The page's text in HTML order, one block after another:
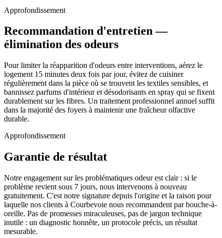
Approfondissement
Recommandation d'entretien —
élimination des odeurs
Pour limiter la réapparition d'odeurs entre interventions, aérez le
logement 15 minutes deux fois par jour, évitez de cuisiner
régulièrement dans la pièce où se trouvent les textiles sensibles, et
bannissez parfums d'intérieur et désodorisants en spray qui se fixent
durablement sur les fibres. Un traitement professionnel annuel suffit
dans la majorité des foyers à maintenir une fraîcheur olfactive
durable.
Approfondissement
Garantie de résultat
Notre engagement sur les problématiques odeur est clair : si le
problème revient sous 7 jours, nous intervenons à nouveau
gratuitement. C'est notre signature depuis l'origine et la raison pour
laquelle nos clients à Courbevoie nous recommandent par bouche-à-
oreille. Pas de promesses miraculeuses, pas de jargon technique
inutile : un diagnostic honnête, un protocole précis, un résultat
mesurable.